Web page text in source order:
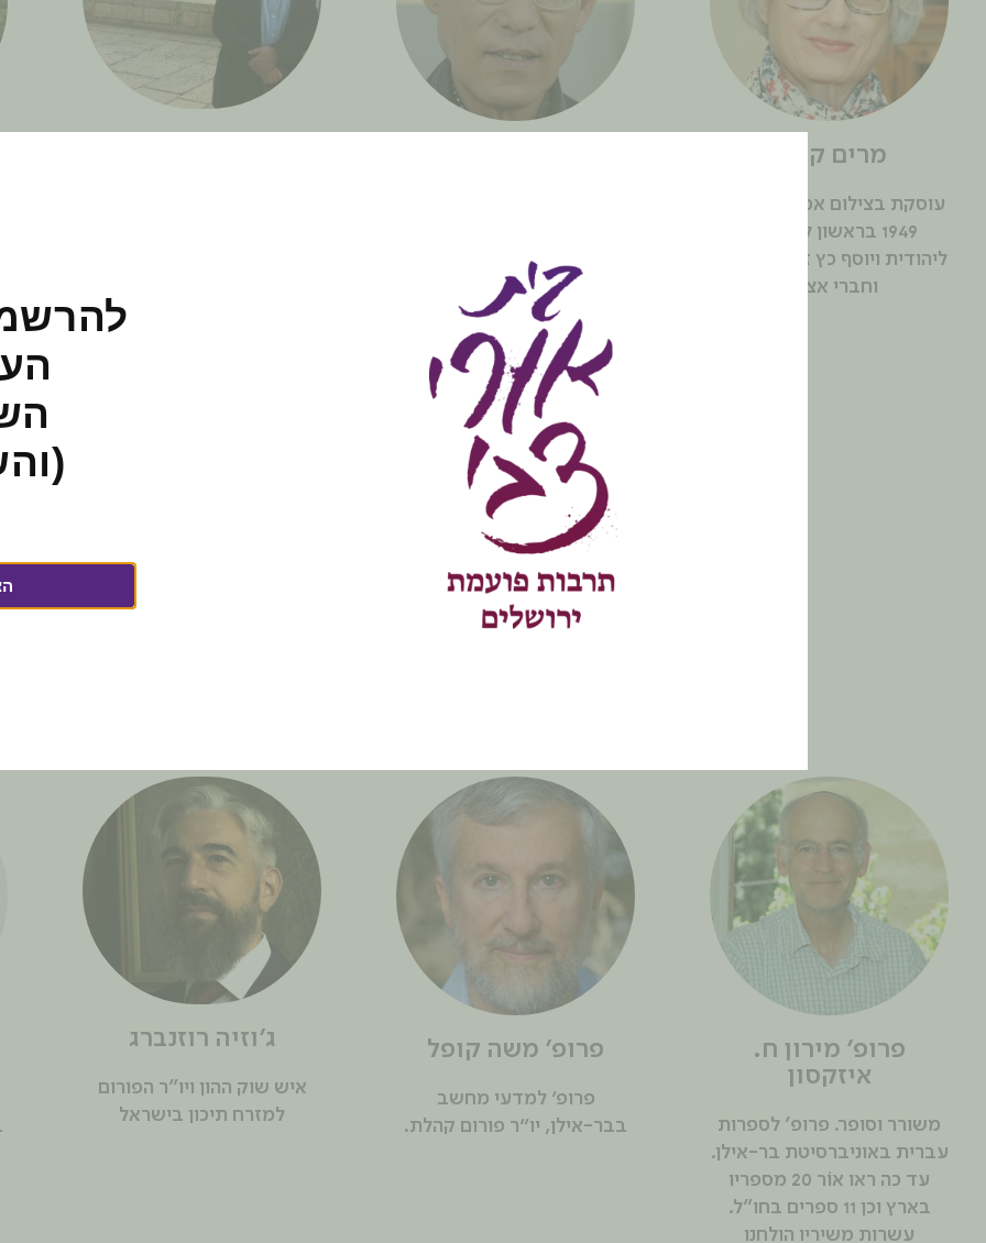
מרים קלנר
עוסקת בצילום אמנותי. ילידת
1949 בראשון לציון. בת
ליהודית ויוסף כץ ז"ל בית"רים
וחברי אצ"ל.
מרצה לתרבות במכללת ספיר
והמנהל האמנותי של פסטיבל
המשוררים במטולה.
בדימוס, לשעבר קצין הרפואה
הראשי של צה"ל, לשעבר חבר
עם בתו קרני את ספרו של
פרופ' מירון ח.
איזקסון
משורר וסופר. פרופ' לספרות
עברית באוניברסיטת בר-אילן.
עד כה ראו אוֹר 20 מספריו
בארץ וכן 11 ספרים בחו"ל.
עשרות משיריו הולחנו
פרופ' משה קופל
פרופ׳ למדעי מחשב
בבר-אילן, יו״ר פורום קהלת.
ג'וזיה רוזנברג
איש שוק ההון ויו"ר הפורום
למזרח תיכון בישראל